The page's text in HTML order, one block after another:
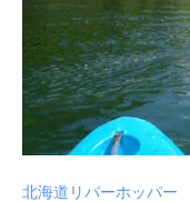
北海道リバーホッパー